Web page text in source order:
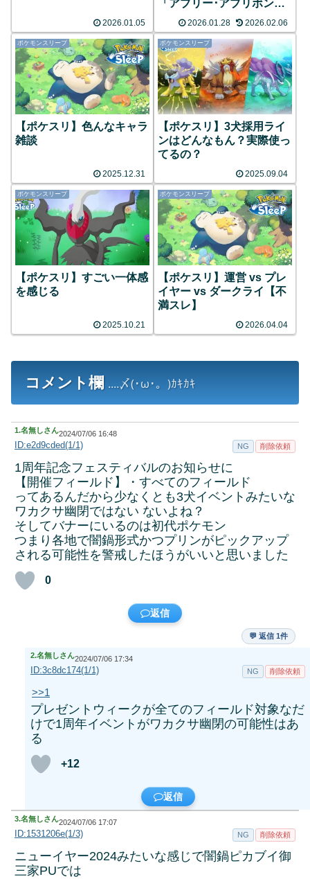
2026.01.05
「アブリー･アブリボン」
が新登場!!詳細とみんなの
反応まとめ
2026.01.28 2026.02.06
ポケモンスリープ
【ポケスリ】色んなキャラ
雑談
2025.12.31
ポケモンスリープ
【ポケスリ】3犬採用ライ
ンはどんなもん？実際使っ
てるの？
2025.09.04
ポケモンスリープ
【ポケスリ】すごい一体感
を感じる
2025.10.21
ポケモンスリープ
【ポケスリ】運営 vs プレ
イヤー vs ダークライ【不
満スレ】
2026.04.04
コメント欄 ....〆(･ω･。)ｶｷｶｷ
1.名無しさん2024/07/06 16:48
ID:e2d9cded(1/1) NG 削除依頼
1周年記念フェスティバルのお知らせに
【開催フィールド】・すべてのフィールド
ってあるんだから少なくとも3犬イベントみたいな
ワカクサ幽閉ではない ないよね？
そしてバナーにいるのは初代ポケモン
つまり各地で闇鍋形式かつプリンがピックアップ
される可能性を警戒したほうがいいと思いました
0
返信
💬 返信 1件
2.名無しさん2024/07/06 17:34
ID:3c8dc174(1/1) NG 削除依頼
>>1
プレゼントウィークが全てのフィールド対象なだ
けで1周年イベントがワカクサ幽閉の可能性はあ
る
+12
返信
3.名無しさん2024/07/06 17:07
ID:1531206e(1/3) NG 削除依頼
ニューイヤー2024みたいな感じで闇鍋ピカブイ御
三家PUでは